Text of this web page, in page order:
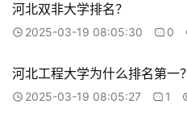
河北双非大学排名？
2025-03-19 08:05:30 0
河北工程大学为什么排名第一？
2025-03-19 08:05:27 1